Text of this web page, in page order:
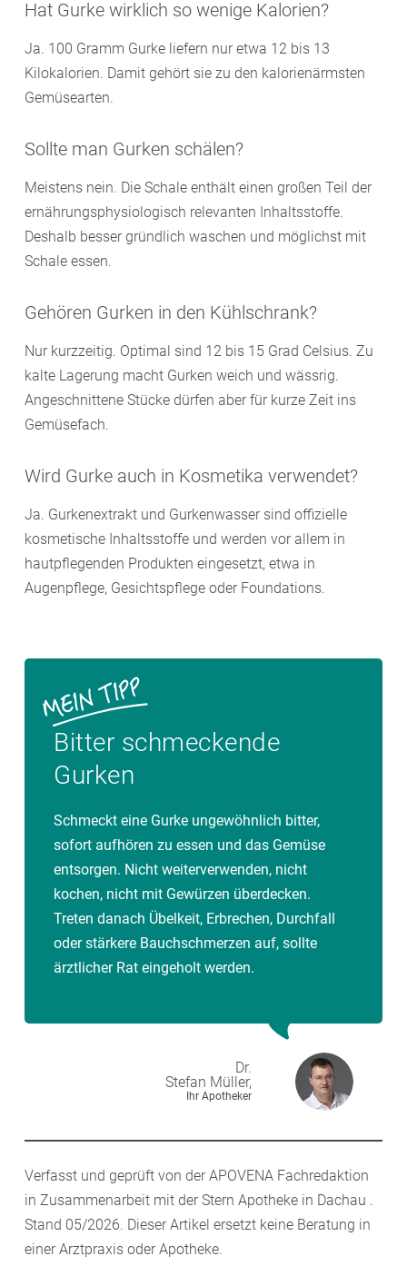
Hat Gurke wirklich so wenige Kalorien?
Ja. 100 Gramm Gurke liefern nur etwa 12 bis 13
Kilokalorien. Damit gehört sie zu den kalorienärmsten
Gemüsearten.
Sollte man Gurken schälen?
Meistens nein. Die Schale enthält einen großen Teil der
ernährungsphysiologisch relevanten Inhaltsstoffe.
Deshalb besser gründlich waschen und möglichst mit
Schale essen.
Gehören Gurken in den Kühlschrank?
Nur kurzzeitig. Optimal sind 12 bis 15 Grad Celsius. Zu
kalte Lagerung macht Gurken weich und wässrig.
Angeschnittene Stücke dürfen aber für kurze Zeit ins
Gemüsefach.
Wird Gurke auch in Kosmetika verwendet?
Ja. Gurkenextrakt und Gurkenwasser sind offizielle
kosmetische Inhaltsstoffe und werden vor allem in
hautpflegenden Produkten eingesetzt, etwa in
Augenpflege, Gesichtspflege oder Foundations.
Bitter schmeckende
Gurken
Schmeckt eine Gurke ungewöhnlich bitter,
sofort aufhören zu essen und das Gemüse
entsorgen. Nicht weiterverwenden, nicht
kochen, nicht mit Gewürzen überdecken.
Treten danach Übelkeit, Erbrechen, Durchfall
oder stärkere Bauchschmerzen auf, sollte
ärztlicher Rat eingeholt werden.
Dr.
Stefan Müller,
Ihr Apotheker
Verfasst und geprüft von der APOVENA Fachredaktion
in Zusammenarbeit mit der Stern Apotheke in Dachau .
Stand 05/2026. Dieser Artikel ersetzt keine Beratung in
einer Arztpraxis oder Apotheke.